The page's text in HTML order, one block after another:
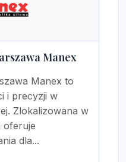
Manex
Manex to
i precyzji w
Zlokalizowana w
oferuje
dla...